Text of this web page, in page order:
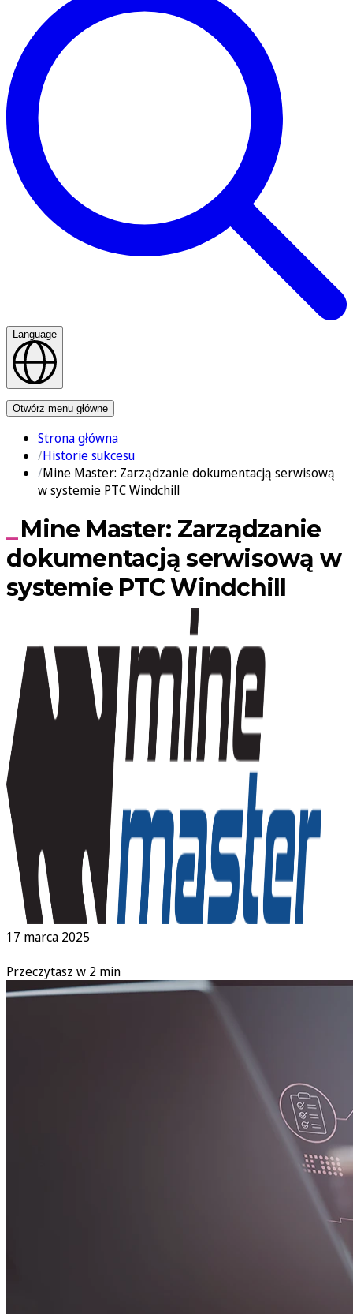
Language
Otwórz menu główne
Strona główna
Historie sukcesu
Mine Master: Zarządzanie dokumentacją serwisową
w systemie PTC Windchill
Mine Master: Zarządzanie
dokumentacją serwisową w
systemie PTC Windchill
17 marca 2025
Przeczytasz w 2 min